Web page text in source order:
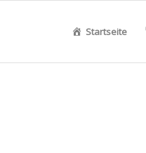
Startseite